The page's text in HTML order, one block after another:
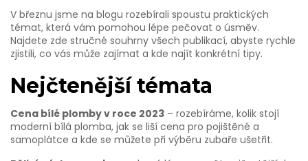
V březnu jsme na blogu rozebírali spoustu praktických
témat, která vám pomohou lépe pečovat o úsměv.
Najdete zde stručné souhrny všech publikací, abyste rychle
zjistili, co vás může zajímat a kde najít konkrétní tipy.
Nejčtenější témata
Cena bílé plomby v roce 2023 – rozebíráme, kolik stojí
moderní bílá plomba, jak se liší cena pro pojištěné a
samoplátce a kde se můžete při výběru zubaře ušetřit.